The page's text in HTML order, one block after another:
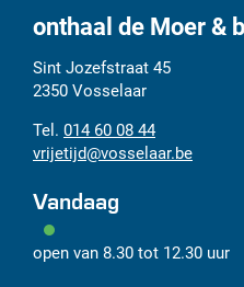
onthaal de Moer &
Adres
Sint Jozefstraat 45
2350 Vosselaar
Tel.
014 60 08 44
E-
mail
vrijetijd@vosselaar.be
Vandaag
open van 8.30 tot 12.30 uur